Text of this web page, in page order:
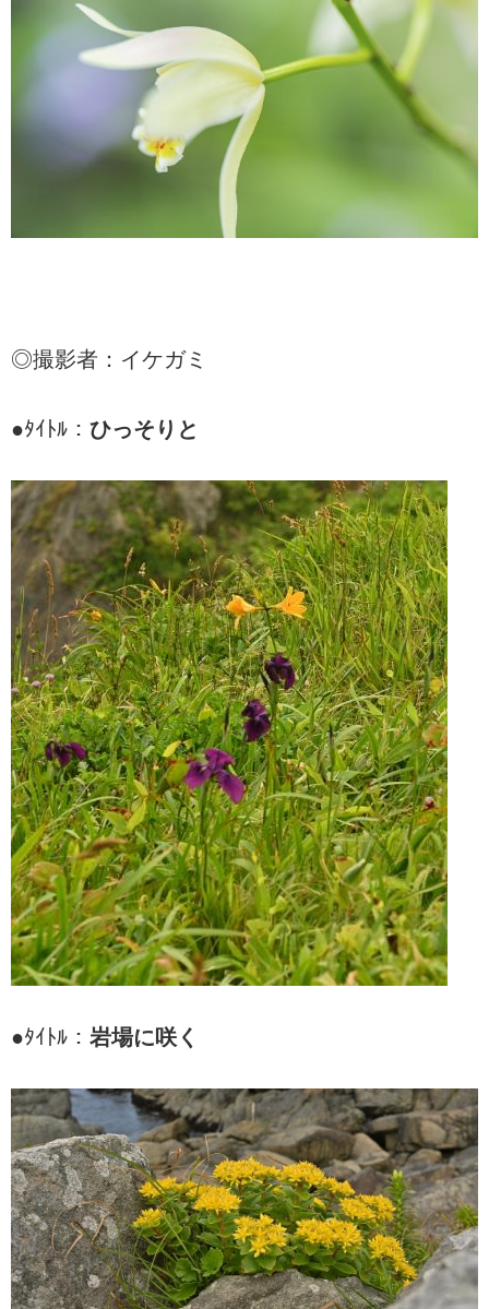
◎撮影者：イケガミ
●ﾀｲﾄﾙ： ひっそりと
●ﾀｲﾄﾙ： 岩場に咲く